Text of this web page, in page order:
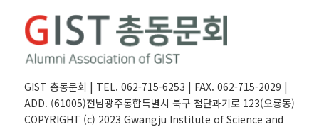
GIST 총동문회 | TEL. 062-715-6253 | FAX. 062-715-2029 |
ADD. (61005)전남광주통합특별시 북구 첨단과기로 123(오룡동)
COPYRIGHT (c) 2023 Gwangju Institute of Science and